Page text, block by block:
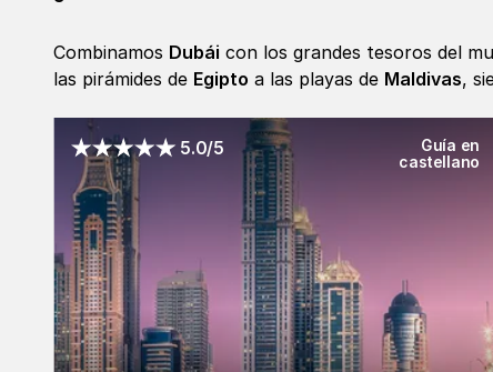
Combinamos Dubái con los grandes tesoros del
las pirámides de Egipto a las playas de Maldivas,
5.0/5
Guía en
castellano